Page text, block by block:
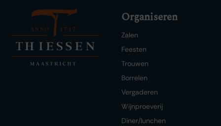
Organiseren
Zalen
Feesten
Trouwen
Borrelen
Vergaderen
Wijnproeverij
Diner/lunchen